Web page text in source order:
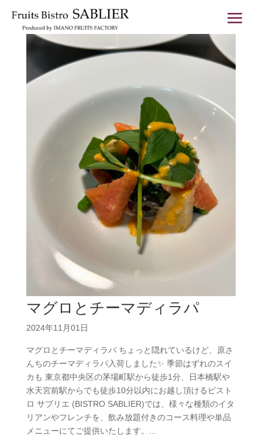
マグロとチーマディラパ
2024年11月01日
マグロとチーマディラパ ちょっと隠れているけど、原さ
んちのチーマディラパ入荷しました✨ 季節はずれのスイ
カも 東京都中央区の茅場町駅から徒歩1分、日本橋駅や
水天宮前駅からでも徒歩10分以内にお越し頂けるビスト
ロ サブリエ (BISTRO SABLIER)では、様々な種類のイタ
リアンやフレンチを、飲み放題付きのコース料理や単品
メニューにてご提供いたします。...